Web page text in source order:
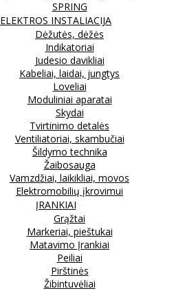
SPRING
ELEKTROS INSTALIACIJA
Dėžutės, dėžės
Indikatoriai
Judesio davikliai
Kabeliai, laidai, jungtys
Loveliai
Moduliniai aparatai
Skydai
Tvirtinimo detalės
Ventiliatoriai, skambučiai
Šildymo technika
Žaibosauga
Vamzdžiai, laikikliai, movos
Elektromobilių įkrovimui
ĮRANKIAI
Grąžtai
Markeriai, pieštukai
Matavimo Įrankiai
Peiliai
Pirštinės
Žibintuvėliai